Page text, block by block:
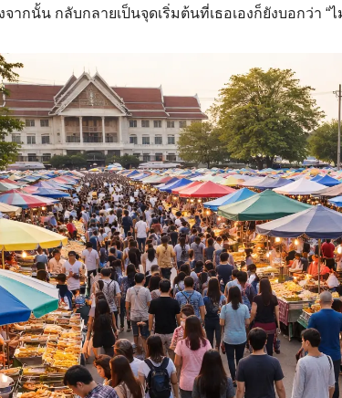
ากนั้น กลับกลายเป็นจุดเริ่มต้นที่เธอเองก็ยังบอกว่า “